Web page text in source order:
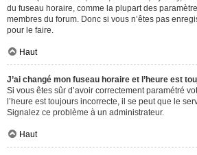
du fuseau horaire, comme la plupart des
membres du forum. Donc si vous n’êtes pas
pour le faire.
Haut
J’ai changé mon fuseau horaire et l’heure est
Si vous êtes sûr d’avoir correctement paramétré
l’heure est toujours incorrecte, il se peut que le
Signalez ce problème à un administrateur.
Haut